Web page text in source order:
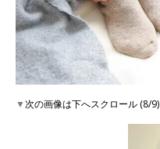
▼次の画像は下へスクロール (8/9)